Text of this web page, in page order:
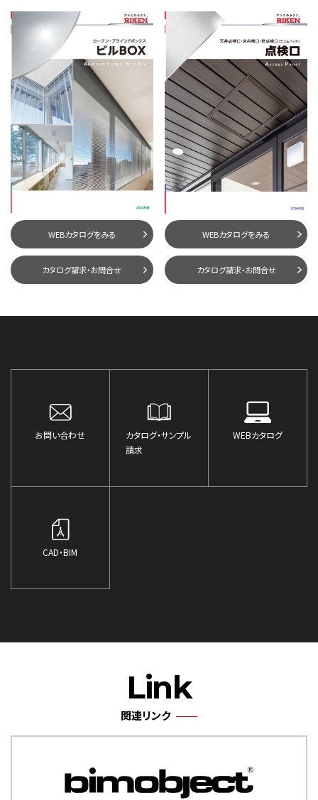
WEBカタログをみる
カタログ請求・お問合せ
WEBカタログをみる
カタログ請求・お問合せ
お問い合わせ
カタログ・サンプル
請求
WEBカタログ
CAD・BIM
Link
関連リンク